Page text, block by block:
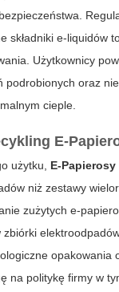
składniki e-liquidów
Użytkownicy
podrobionych oraz
cieple.
E-
użytku, E-
niż zestawy
zużytych e-
opakowania
na politykę firmy w